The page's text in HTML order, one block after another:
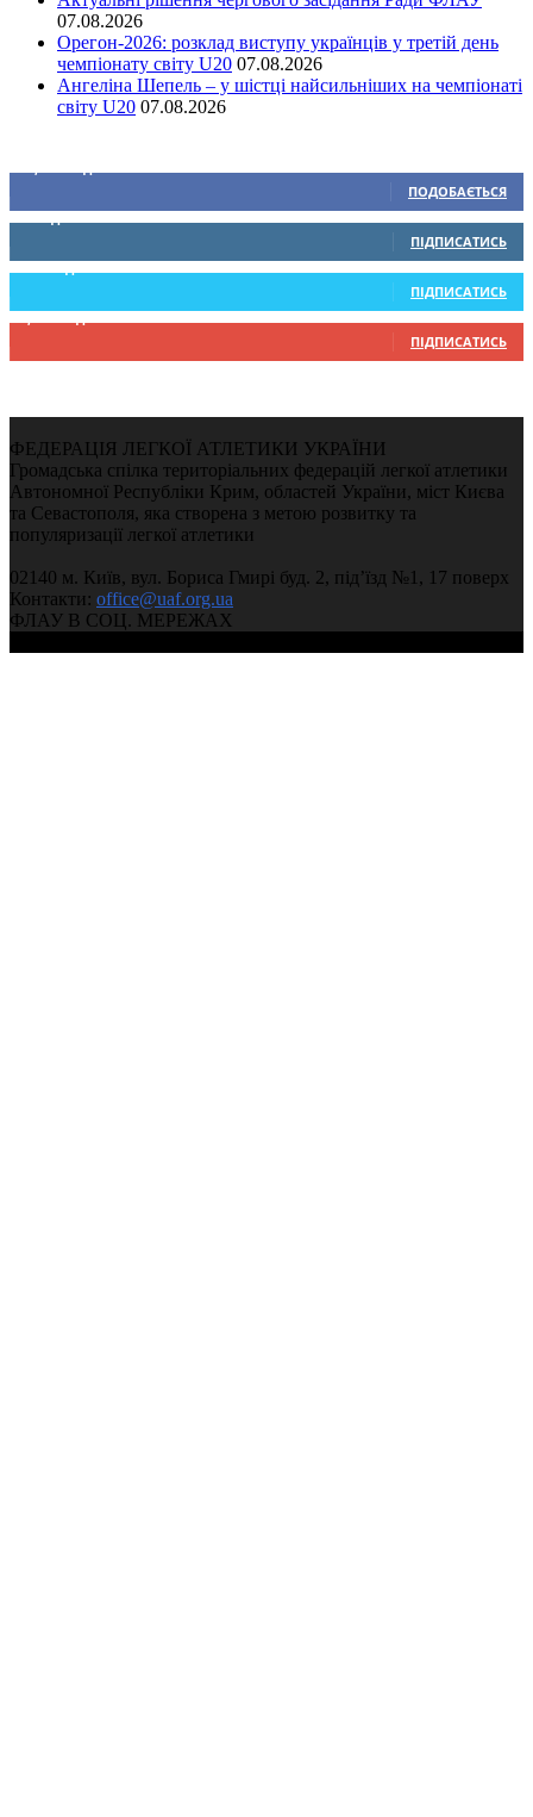
07.08.2026
Орегон-2026: розклад виступу українців у третій день
чемпіонату світу U20 07.08.2026
Ангеліна Шепель – у шістці найсильніших на чемпіонаті
світу U20 07.08.2026
ПОДОБАЄТЬСЯ
0 Підписників
ПІДПИСАТИСЬ
234 Підписників
ПІДПИСАТИСЬ
9,370 Підписників
ПІДПИСАТИСЬ
ФЕДЕРАЦІЯ ЛЕГКОЇ АТЛЕТИКИ УКРАЇНИ
Громадська спілка територіальних федерацій легкої атлетики
Автономної Республіки Крим, областей України, міст Києва
та Севастополя, яка створена з метою розвитку та
популяризації легкої атлетики
02140 м. Київ, вул. Бориса Гмирі буд. 2, під’їзд №1, 17 поверх
Контакти: office@uaf.org.ua
ФЛАУ В СОЦ. МЕРЕЖАХ